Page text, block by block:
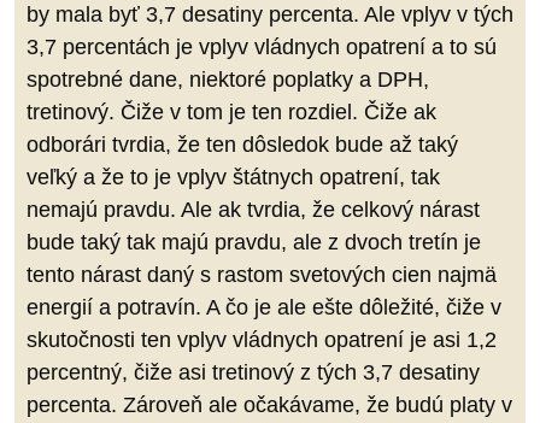
by mala byť 3,7 desatiny percenta. Ale vplyv v tých
3,7 percentách je vplyv vládnych opatrení a to sú
spotrebné dane, niektoré poplatky a DPH,
tretinový. Čiže v tom je ten rozdiel. Čiže ak
odborári tvrdia, že ten dôsledok bude až taký
veľký a že to je vplyv štátnych opatrení, tak
nemajú pravdu. Ale ak tvrdia, že celkový nárast
bude taký tak majú pravdu, ale z dvoch tretín je
tento nárast daný s rastom svetových cien najmä
energií a potravín. A čo je ale ešte dôležité, čiže v
skutočnosti ten vplyv vládnych opatrení je asi 1,2
percentný, čiže asi tretinový z tých 3,7 desatiny
percenta. Zároveň ale očakávame, že budú platy v